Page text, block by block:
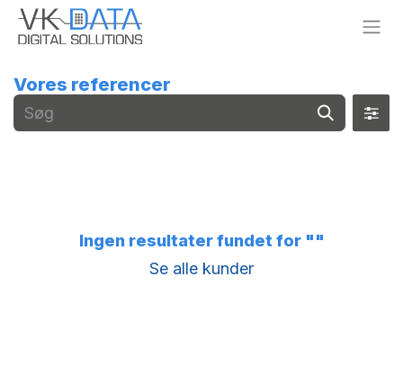
Skip to Content
Vores referencer
Ingen resultater fundet for ""
Se alle kunder